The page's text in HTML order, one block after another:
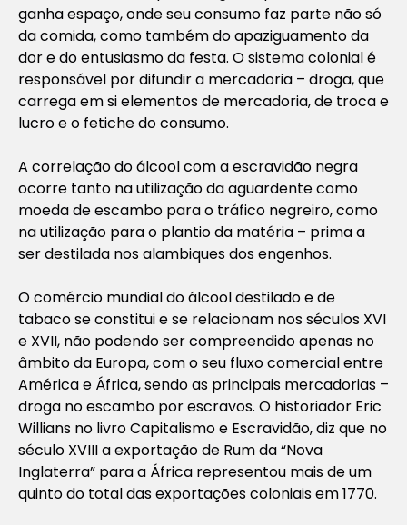
ganha espaço, onde seu consumo faz parte não só
da comida, como também do apaziguamento da
dor e do entusiasmo da festa. O sistema colonial é
responsável por difundir a mercadoria – droga, que
carrega em si elementos de mercadoria, de troca e
lucro e o fetiche do consumo.
A correlação do álcool com a escravidão negra
ocorre tanto na utilização da aguardente como
moeda de escambo para o tráfico negreiro, como
na utilização para o plantio da matéria – prima a
ser destilada nos alambiques dos engenhos.
O comércio mundial do álcool destilado e de
tabaco se constitui e se relacionam nos séculos XVI
e XVII, não podendo ser compreendido apenas no
âmbito da Europa, com o seu fluxo comercial entre
América e África, sendo as principais mercadorias –
droga no escambo por escravos. O historiador Eric
Willians no livroCapitalismoe Escravidão, diz que no
século XVIII a exportação de Rum da “Nova
Inglaterra” para a África representou mais de um
quinto do total das exportações coloniais em 1770.